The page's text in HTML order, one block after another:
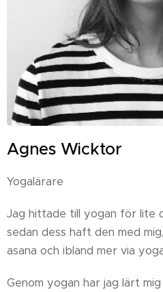
Agnes Wicktor
Yogalärare
Jag hittade till yogan för lite
sedan dess haft den med
asana och ibland mer via
Genom yogan har jag lärt